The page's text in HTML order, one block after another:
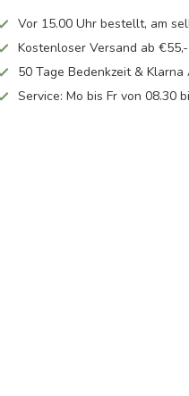
Vor 15.00 Uhr bestellt, am
Kostenloser Versand ab €55,-
50 Tage Bedenkzeit &
Service: Mo bis Fr von 08.30